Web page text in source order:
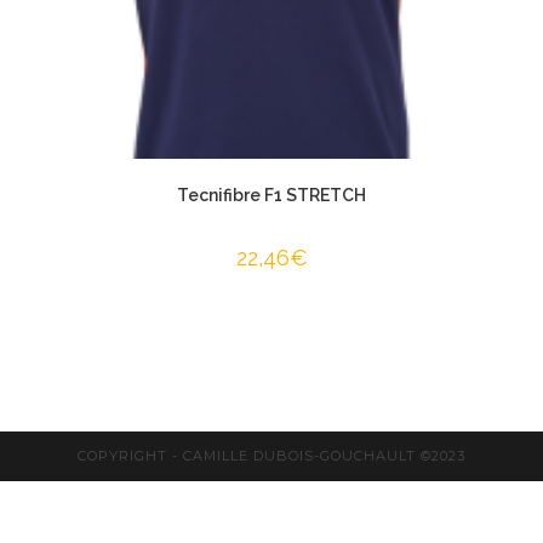
Tecnifibre F1 STRETCH
22,46€
COPYRIGHT - CAMILLE DUBOIS-GOUCHAULT ©2023